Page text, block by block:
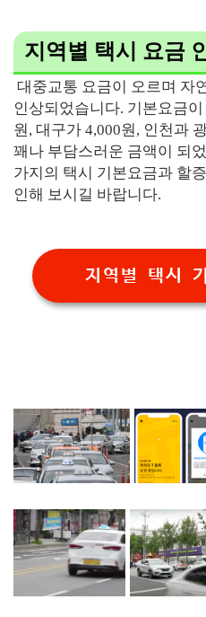
지역별 택시 요금
대중교통 요금이 오르며 자
인상되었습니다. 기본요금
원, 대구가 4,000원, 인천과
꽤나 부담스러운 금액이 되
가지의 택시 기본요금과 할
인해 보시길 바랍니다.
지역별 택시